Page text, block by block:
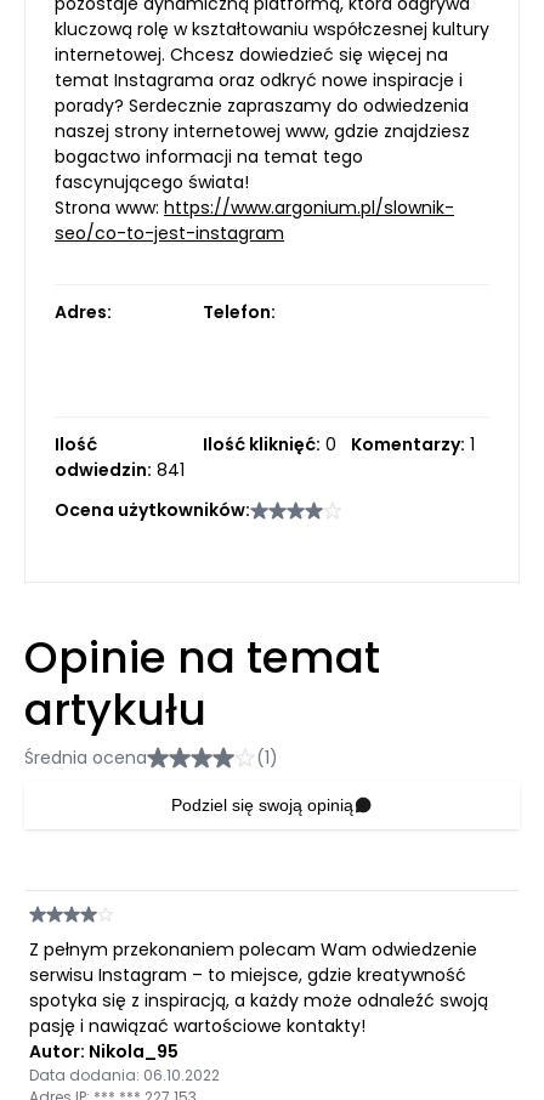
kluczową rolę w kształtowaniu współczesnej kultury
internetowej. Chcesz dowiedzieć się więcej na
temat Instagrama oraz odkryć nowe inspiracje i
porady? Serdecznie zapraszamy do odwiedzenia
naszej strony internetowej www, gdzie znajdziesz
bogactwo informacji na temat tego
fascynującego świata!
Strona www: https://www.argonium.pl/slownik-
seo/co-to-jest-instagram
Adres: Telefon:
Ilość
odwiedzin: 841
Ilość kliknięć: 0 Komentarzy: 1
Ocena użytkowników:
Opinie na temat
artykułu
Średnia ocena (1)
Podziel się swoją opinią
Z pełnym przekonaniem polecam Wam odwiedzenie
serwisu Instagram – to miejsce, gdzie kreatywność
spotyka się z inspiracją, a każdy może odnaleźć swoją
pasję i nawiązać wartościowe kontakty!
Autor: Nikola_95
Data dodania: 06.10.2022